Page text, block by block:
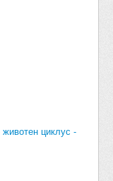
циклус -